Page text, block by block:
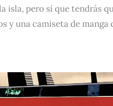
isla, pero sí que tendrás
y una camiseta de